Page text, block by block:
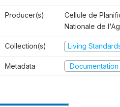
Producer(s)
Cellule de
Nationale de
Collection(s) Living
Metadata Documentation